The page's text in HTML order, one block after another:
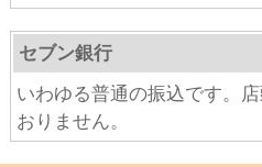
セブン銀行
いわゆる普通の振込です。
おりません。